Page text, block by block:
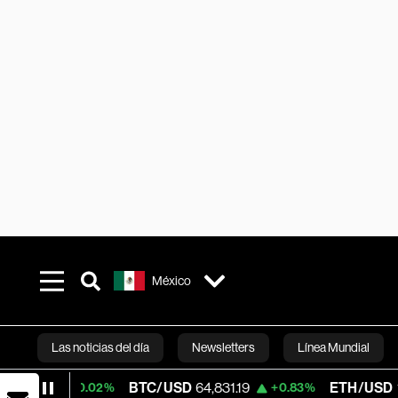
México
Las noticias del día Newsletters Línea Mundial
Bloomberg
BTC/USD 64,831.19 +0.83% ETH/USD 1,916.75